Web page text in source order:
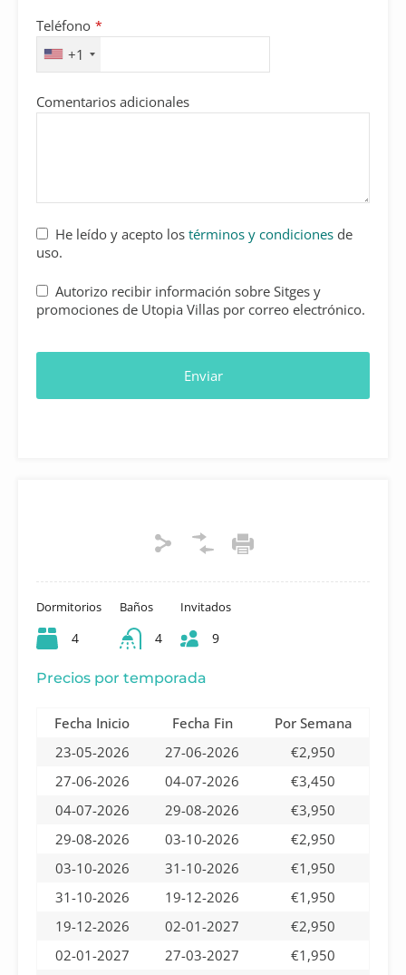
Dormitorios
4
Baños
4
Invitados
9
Precios por temporada
Fecha Inicio Fecha Fin
Por Semana
23-05-2026
27-06-2026
€2,950
27-06-2026
04-07-2026
€3,450
04-07-2026
29-08-2026
€3,950
29-08-2026
03-10-2026
€2,950
03-10-2026
31-10-2026
€1,950
31-10-2026
19-12-2026
€1,950
19-12-2026
02-01-2027
€2,950
02-01-2027
27-03-2027
€1,950
Teléfono *
+1
Comentarios adicionales
He leído y acepto los términos y condiciones de
uso.
Autorizo recibir información sobre Sitges y
promociones de Utopia Villas por correo electrónico.
Enviar